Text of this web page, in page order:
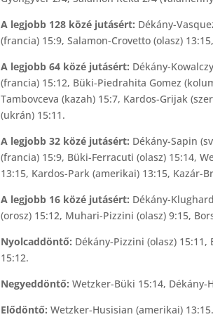
A legjobb 128 közé jutásért: Dékány-
(francia) 15:9, Salamon-Crovetto (olasz)
A legjobb 64 közé jutásért: Dékány-
(francia) 15:12, Büki-Piedrahita Gomez
Tambovceva (kazah) 15:7, Kardos-Grijak
(ukrán) 15:11.
A legjobb 32 közé jutásért: Dékány-Sapin
(francia) 15:9, Büki-Ferracuti (olasz) 15:14,
13:15, Kardos-Park (amerikai) 13:15, Kazár-
A legjobb 16 közé jutásért: Dékány-
(orosz) 15:12, Muhari-Pizzini (olasz) 9:15,
Nyolcaddöntő: Dékány-Pizzini (olasz)
15:12.
Negyeddöntő: Wetzker-Büki 15:14, Dékány-
Elődöntő: Wetzker-Husisian (amerikai) 13:15.